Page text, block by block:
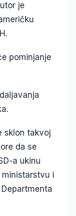
je
pominjanje
sklon takvoj
da se
a ukinu
i